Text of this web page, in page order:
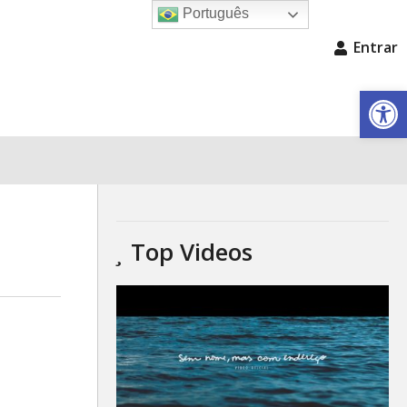
Barra de
Entrar
Top Videos
Português